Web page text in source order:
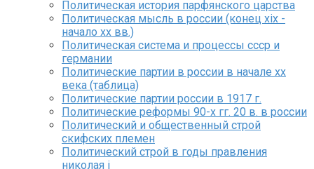
Политическая история парфянского царства
Политическая мысль в россии (конец xix -
начало xx вв.)
Политическая система и процессы ссср и
германии
Политические партии в россии в начале xx
века (таблица)
Политические партии россии в 1917 г.
Политические реформы 90-х гг. 20 в. в россии
Политический и общественный строй
скифских племен
Политический строй в годы правления
николая i